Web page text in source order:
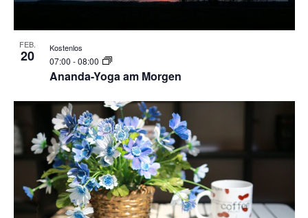
FEB.
20
Ananda-Yoga am Morgen
07:00 -08:00
Kostenlos